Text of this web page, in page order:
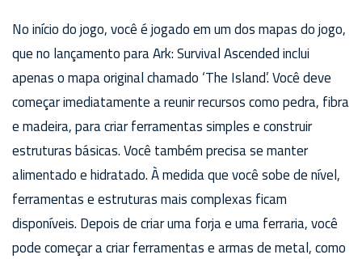
No início do jogo, você é jogado em um dos mapas do jogo,
que no lançamento para Ark: Survival Ascended inclui
apenas o mapa original chamado ‘The Island’. Você deve
começar imediatamente a reunir recursos como pedra, fibra
e madeira, para criar ferramentas simples e construir
estruturas básicas. Você também precisa se manter
alimentado e hidratado. À medida que você sobe de nível,
ferramentas e estruturas mais complexas ficam
disponíveis. Depois de criar uma forja e uma ferraria, você
pode começar a criar ferramentas e armas de metal, como